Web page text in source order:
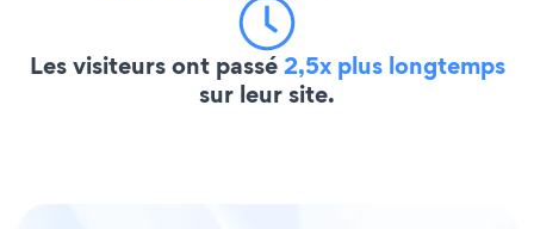
Les visiteurs ont passé2,5x plus longtemps
sur leur site.